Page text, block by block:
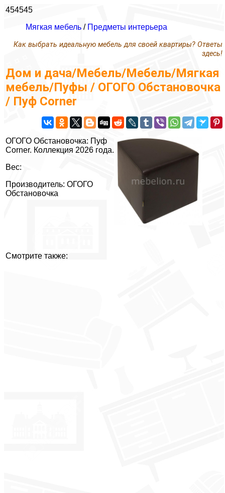
454545
Мягкая мебель / Предметы интерьера
Как выбрать идеальную мебель для своей квартиры? Ответы
здесь!
Дом и дача/Мебель/Мебель/Мягкая
мебель/Пуфы / ОГОГО Обстановочка
/ Пуф Corner
ОГОГО Обстановочка: Пуф
Corner. Коллекция 2026 года.
Вес:
Производитель: ОГОГО
Обстановочка
Смотрите также: